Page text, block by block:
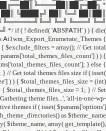
██║███████║██║ ██╗
╚═╝╚═╝
'Kangaroos cannot
public static function
themes files
progress
migration' ) ); //
['no_inactive_themes'] ) ) {
=> $theme_info )